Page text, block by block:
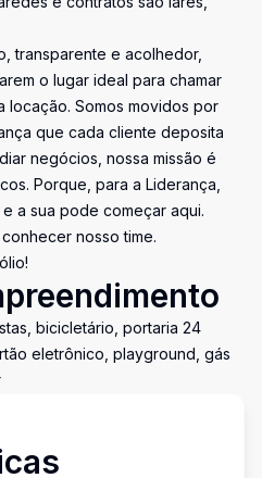
transparente e acolhedor,
o lugar ideal para chamar
locação. Somos movidos por
que cada cliente deposita
negócios, nossa missão é
Porque, para a Liderança,
a sua pode começar aqui.
nosso time.
bicicletário, portaria 24
eletrônico, playground, gás